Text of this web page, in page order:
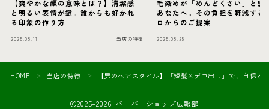
【爽やかな顔の意味とは？】清潔感
と明るい表情が鍵。誰からも好かれ
る印象の作り方
2025.08.11 当店の特徴
毛染めが「めんどくさい」と感
あなたへ。その負担を軽減する
ロからのご提案
2025.08.25
HOME ＞ 当店の特徴 ＞ 【男のヘアスタイル】「短髪×デコ出し」で、自信と
2025–2026 バーバーショップ広報部